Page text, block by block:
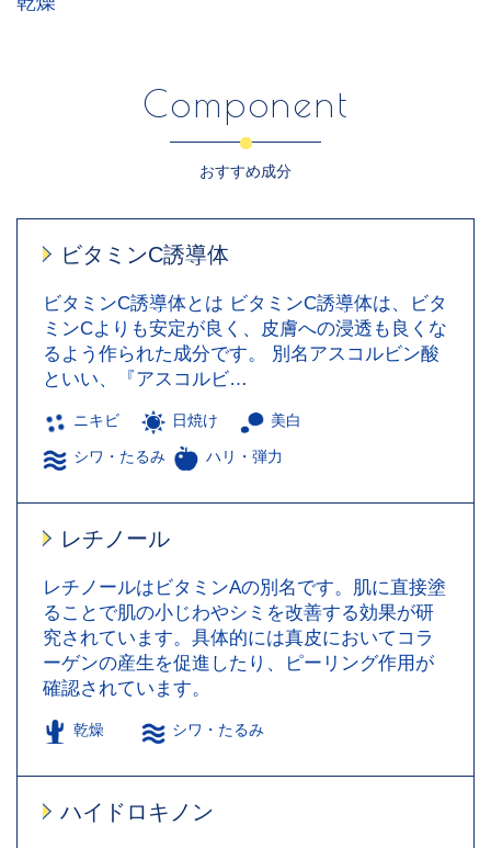
Component
おすすめ成分
ビタミンC誘導体
ビタミンC誘導体とは ビタミンC誘導体は、ビタ
ミンCよりも安定が良く、皮膚への浸透も良くな
るよう作られた成分です。 別名アスコルビン酸
といい、『アスコルビ…
ニキビ 日焼け 美白
シワ・たるみ ハリ・弾力
レチノール
レチノールはビタミンAの別名です。肌に直接塗
ることで肌の小じわやシミを改善する効果が研
究されています。具体的には真皮においてコラ
ーゲンの産生を促進したり、ピーリング作用が
確認されています。
乾燥 シワ・たるみ
ハイドロキノン